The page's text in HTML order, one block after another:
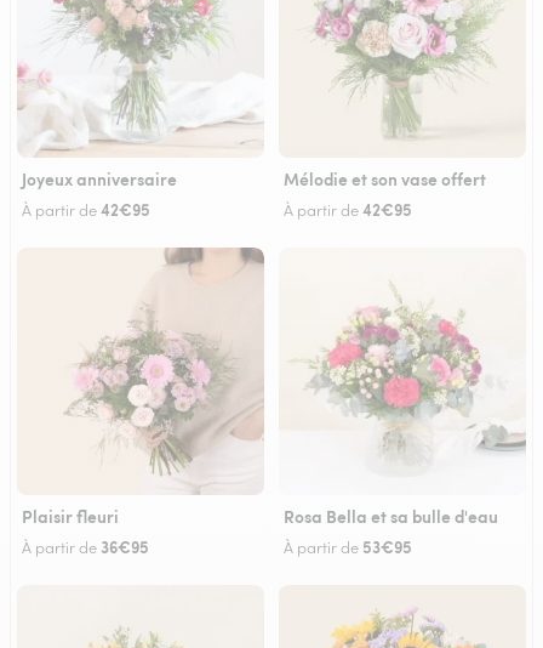
Joyeux anniversaire
À partir de42€95
Mélodie et son vase offert
À partir de42€95
Plaisir fleuri
À partir de 36€95
Rosa Bella et sa bulle d'eau
À partir de 53€95